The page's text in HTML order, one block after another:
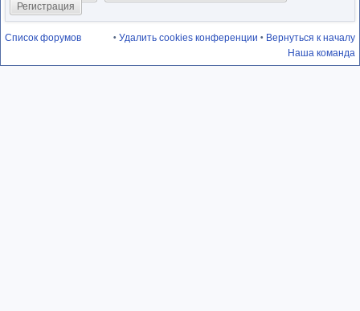
Регистрация
Список форумов • Вернуться к началу
• Удалить cookies конференции
Наша команда